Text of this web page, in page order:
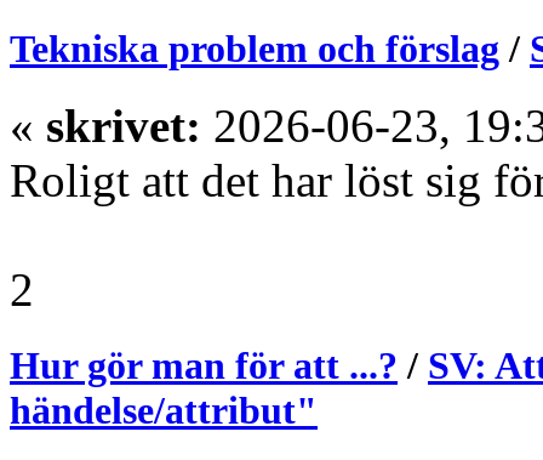
Tekniska problem och förslag /
« skrivet: 2026-06-23,
Roligt att det har löst sig
2
Hur gör man för att ...? / SV:
händelse/attribut"